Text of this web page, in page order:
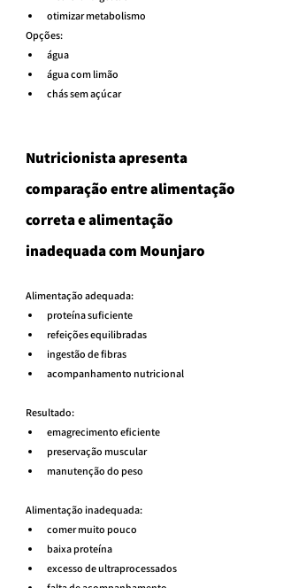
otimizar metabolismo
Opções:
água
água com limão
chás sem açúcar
Nutricionista apresenta
comparação entre alimentação
correta e alimentação
inadequada com Mounjaro
Alimentação adequada:
proteína suficiente
refeições equilibradas
ingestão de fibras
acompanhamento nutricional
Resultado:
emagrecimento eficiente
preservação muscular
manutenção do peso
Alimentação inadequada:
comer muito pouco
baixa proteína
excesso de ultraprocessados